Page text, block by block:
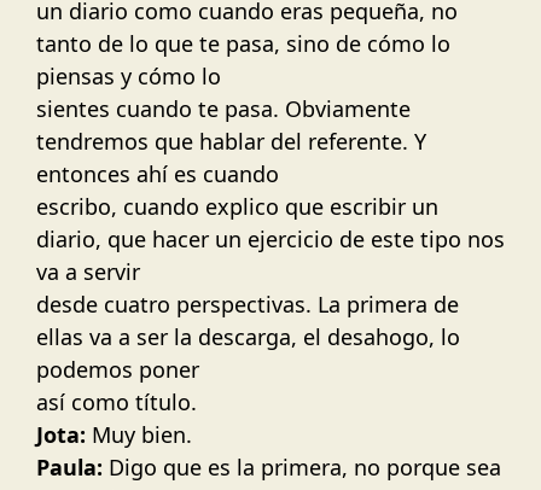
un diario como cuando eras pequeña, no
tanto de lo que te pasa, sino de cómo lo
piensas y cómo lo
sientes cuando te pasa. Obviamente
tendremos que hablar del referente. Y
entonces ahí es cuando
escribo, cuando explico que escribir un
diario, que hacer un ejercicio de este tipo nos
va a servir
desde cuatro perspectivas. La primera de
ellas va a ser la descarga, el desahogo, lo
podemos poner
así como título.
Jota: Muy bien.
Paula: Digo que es la primera, no porque sea